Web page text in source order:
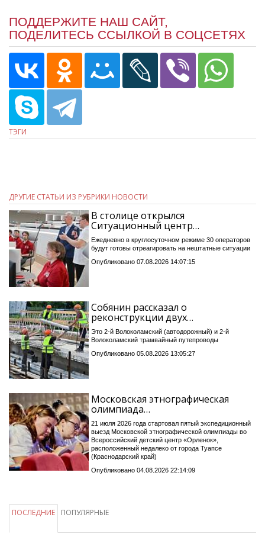
ПОДДЕРЖИТЕ НАШ САЙТ,
ПОДЕЛИТЕСЬ ССЫЛКОЙ В СОЦСЕТЯХ
ТЭГИ
ДРУГИЕ СТАТЬИ ИЗ РУБРИКИ НОВОСТИ
В столице открылся
Ситуационный центр…
Ежедневно в круглосуточном режиме 30 операторов
будут готовы отреагировать на нештатные ситуации
Опубликовано 07.08.2026 14:07:15
Собянин рассказал о
реконструкции двух…
Это 2-й Волоколамский (автодорожный) и 2-й
Волоколамский трамвайный путепроводы
Опубликовано 05.08.2026 13:05:27
Московская этнографическая
олимпиада…
21 июля 2026 года стартовал пятый экспедиционный
выезд Московской этнографической олимпиады во
Всероссийский детский центр «Орленок»,
расположенный недалеко от города Туапсе
(Краснодарский край)
Опубликовано 04.08.2026 22:14:09
ПОСЛЕДНИЕ ПОПУЛЯРНЫЕ